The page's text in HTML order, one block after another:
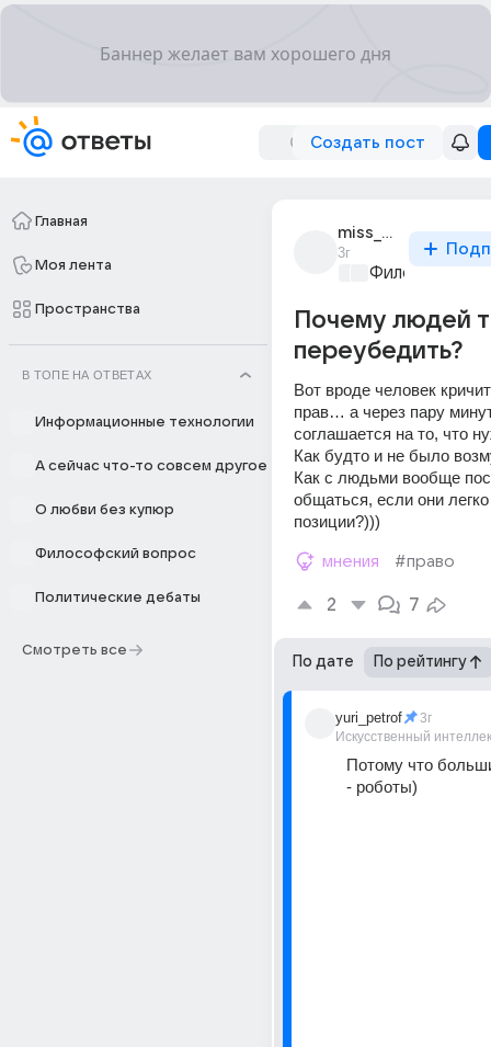
Создать пост
Главная
Моя лента
Пространства
В ТОПЕ НА ОТВЕТАХ
Информационные технологии
А сейчас что-то совсем другое
О любви без купюр
Философский вопрос
Политические дебаты
Смотреть все
miss_white_dragon
3г
Философский
Почему людей
переубедить?
Вот вроде человек
прав… а через пару
соглашается на то, что
Как будто и не было
Как с людьми вообще
общаться, если они
позиции?)))
мнения #право
2 7
По дате По рейтингу
yuri_petrof
Искусственный
3г
Потому что
- роботы)